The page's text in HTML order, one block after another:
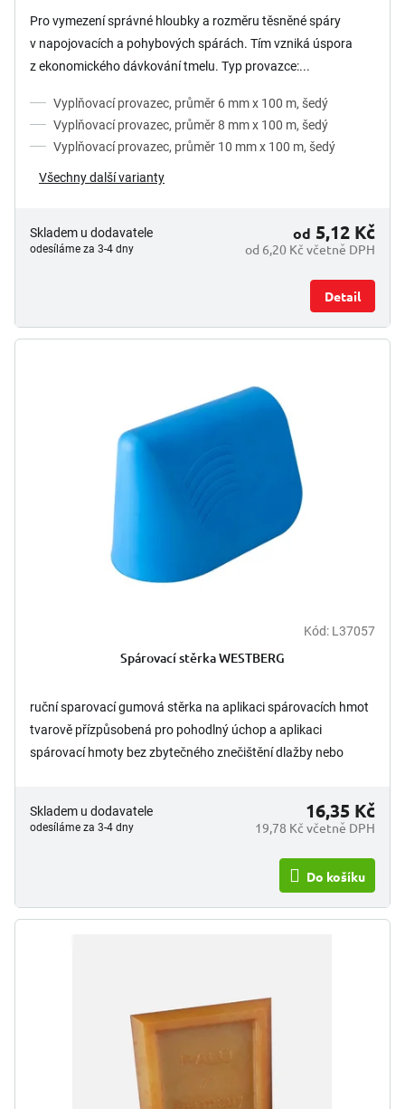
Pro vymezení správné hloubky a rozměru těsněné spáry
v napojovacích a pohybových spárách. Tím vzniká úspora
z ekonomického dávkování tmelu. Typ provazce:...
Vyplňovací provazec, průměr 6 mm x 100 m, šedý
Vyplňovací provazec, průměr 8 mm x 100 m, šedý
Vyplňovací provazec, průměr 10 mm x 100 m, šedý
Všechny další varianty
Skladem u dodavatele
odesíláme za 3-4 dny od 6,20 Kč včetně DPH
od 5,12 Kč
Detail
Kód: L37057
Spárovací stěrka WESTBERG
ruční sparovací gumová stěrka na aplikaci spárovacích hmot
tvarově přízpůsobená pro pohodlný úchop a aplikaci
spárovací hmoty bez zbytečného znečištění dlažby nebo
Skladem u dodavatele
odesíláme za 3-4 dny 19,78 Kč včetně DPH
16,35 Kč
Do košíku